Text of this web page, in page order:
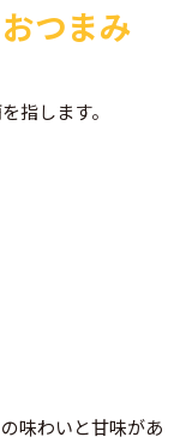
つまみ
指します。
味わいと甘味があ